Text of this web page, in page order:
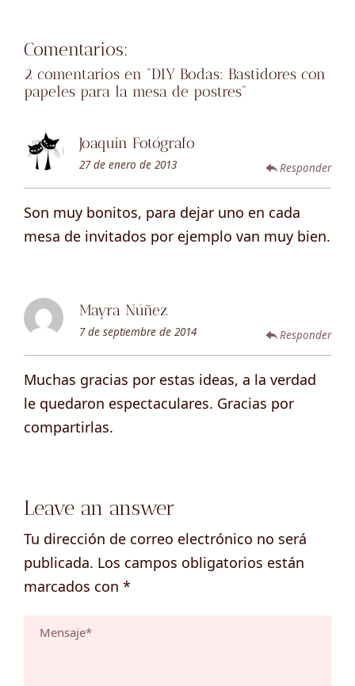
Comentarios:
2 comentarios en “DIY Bodas: Bastidores con
papeles para la mesa de postres”
Joaquin Fotógrafo
27 de enero de 2013 Responder
Son muy bonitos, para dejar uno en cada
mesa de invitados por ejemplo van muy bien.
Mayra Núñez
7 de septiembre de 2014 Responder
Muchas gracias por estas ideas, a la verdad
le quedaron espectaculares. Gracias por
compartirlas.
Leave an answer
Tu dirección de correo electrónico no será
publicada. Los campos obligatorios están
marcados con *